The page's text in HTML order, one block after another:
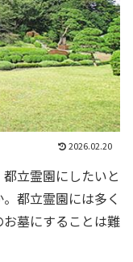
2026.02.20
立霊園にしたいと
都立霊園には多く
墓にすることは難